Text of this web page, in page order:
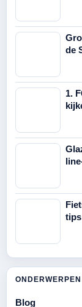
de
1.
tips
Blog